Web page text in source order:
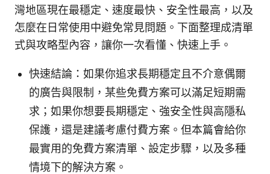
灣地區現在最穩定、速度最快、安全性最高，以及
怎麼在日常使用中避免常見問題。下面整理成清單
式與攻略型內容，讓你一次看懂、快速上手。
快速結論：如果你追求長期穩定且不介意偶爾
的廣告與限制，某些免費方案可以滿足短期需
求；如果你想要長期穩定、強安全性與高隱私
保護，還是建議考慮付費方案。但本篇會給你
最實用的免費方案清單、設定步驟，以及多種
情境下的解決方案。